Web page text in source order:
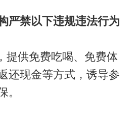
严禁以下违规违法行为
提供免费吃喝、免费体
还现金等方式，诱导参
。